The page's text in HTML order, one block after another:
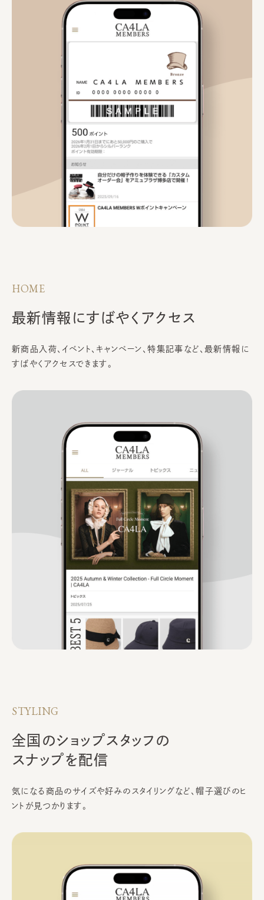
HOME
最新情報にすばやくアクセス
新商品入荷、イベント、キャンペーン、特集記事など、 最新情報に
すばやくアクセスできます。
STYLING
全国のショップスタッフの
スナップを配信
気になる商品のサイズや好みのスタイリングなど、 帽子選びのヒ
ントが見つかります。